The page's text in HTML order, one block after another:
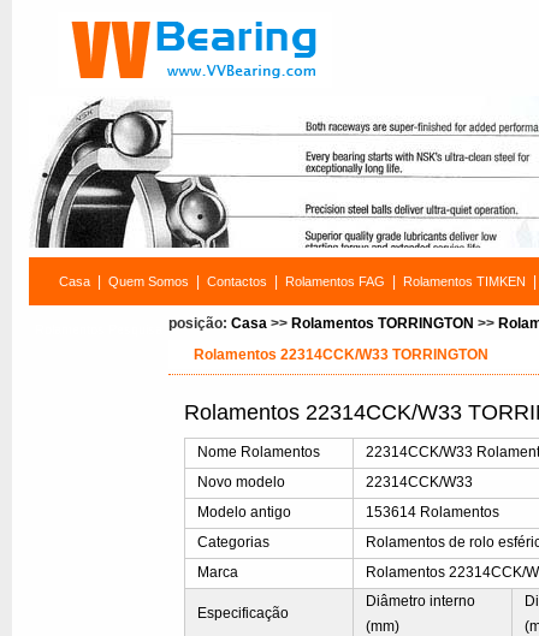
Casa Quem Somos Contactos Rolamentos FAG Rolamentos TIMKEN
posição: Casa >> Rolamentos TORRINGTON >>
Rolamentos 22314CCK/W33 TORRINGTON
Rolamentos 22314CCK/W33
Nome Rolamentos
22314CCK/W33
Novo modelo
22314CCK/W33
Modelo antigo
153614 Rolamentos
Categorias
Rolamentos de rolo
Marca
Rolamentos 22314CCK/
Especificação
Diâmetro interno
(mm)